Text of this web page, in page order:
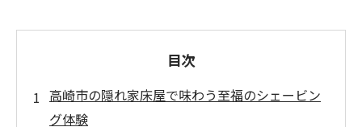
目次
高崎市の隠れ家床屋で味わう至福のシェービン
グ体験